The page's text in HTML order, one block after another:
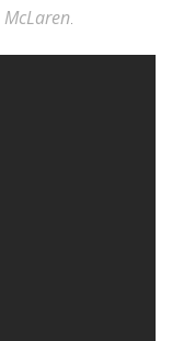
McLaren.